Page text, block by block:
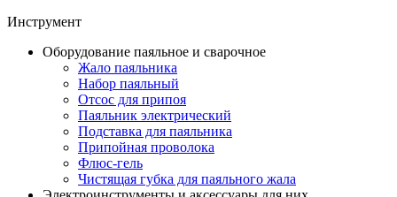
Инструмент
Оборудование паяльное и сварочное
Жало паяльника
Набор паяльный
Отсос для припоя
Паяльник электрический
Подставка для паяльника
Припойная проволока
Флюс-гель
Чистящая губка для паяльного жала